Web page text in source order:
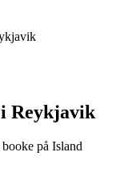
Reykjavik
på Island